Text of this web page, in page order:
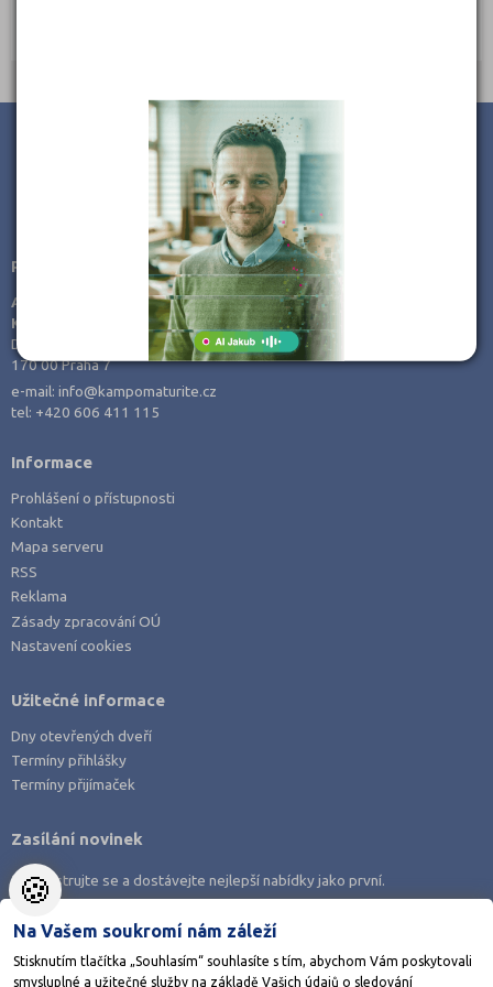
JSME TAM, KDE JSTE VY
Poradenství v přípravě ke studiu
AMOS -
KamPoMaturite.cz, s.r.o.
Dukelských hrdinů 21
170 00 Praha 7
e-mail:info@kampomaturite.cz
tel: +420 606 411 115
Informace
Prohlášení o přístupnosti
Kontakt
Mapa serveru
RSS
Reklama
Zásady zpracování OÚ
Nastavení cookies
Užitečné informace
Dny otevřených dveří
Termíny přihlášky
Termíny přijímaček
Zasílání novinek
Zaregistrujte se a dostávejte nejlepší nabídky jako první.
🍪
Na Vašem soukromí nám záleží
Stisknutím tlačítka „Souhlasím“ souhlasíte s tím, abychom Vám poskytovali
smysluplné a užitečné služby na základě Vašich údajů o sledování